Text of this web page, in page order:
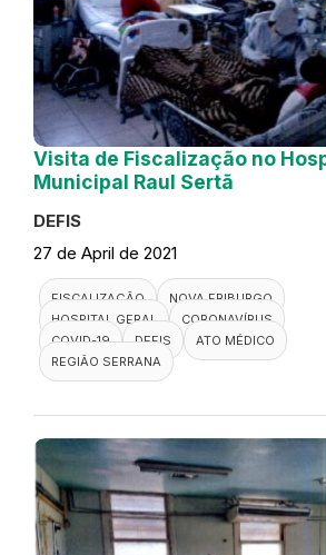
Visita de Fiscalização no
Municipal Raul Sertã
DEFIS
27 de April de 2021
FISCALIZAÇÃO
NOVA FRIBURGO
HOSPITAL GERAL
CORONAVÍRUS
COVID-19
DEFIS
ATO MÉDICO
REGIÃO SERRANA